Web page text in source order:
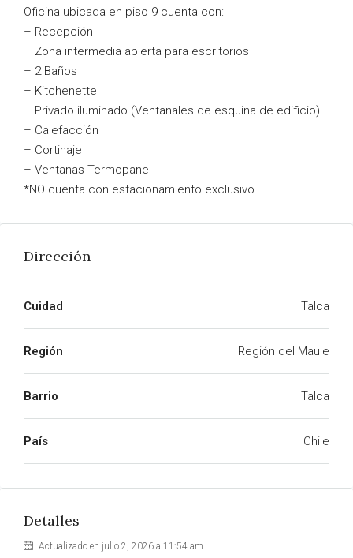
Oficina ubicada en piso 9 cuenta con:
– Recepción
– Zona intermedia abierta para escritorios
– 2 Baños
– Kitchenette
– Privado iluminado (Ventanales de esquina de edificio)
– Calefacción
– Cortinaje
– Ventanas Termopanel
*NO cuenta con estacionamiento exclusivo
Dirección
Cuidad Talca
Región Región del Maule
Barrio Talca
País Chile
Detalles
Actualizado en julio 2, 2026 a 11:54 am